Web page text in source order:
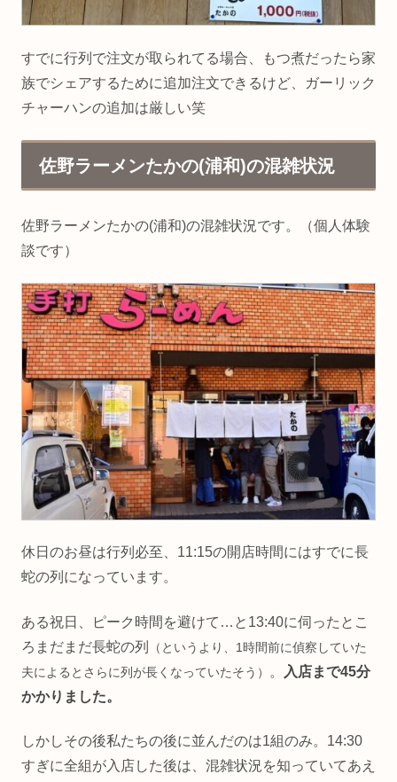
すでに行列で注文が取られてる場合、もつ煮だったら家
族でシェアするために追加注文できるけど、ガーリック
チャーハンの追加は厳しい笑
佐野ラーメンたかの(浦和)の混雑状況
佐野ラーメンたかの(浦和)の混雑状況です。（個人体験
談です）
休日のお昼は行列必至、11:15の開店時間にはすでに長
蛇の列になっています。
ある祝日、ピーク時間を避けて…と13:40に伺ったとこ
ろまだまだ長蛇の列
（というより、 1時間前に偵察していた
夫によるとさらに列が長くなっていたそう）
。
入店まで45分
かかりました。
しかしその後私たちの後に並んだのは1組のみ。14:30
すぎに全組が入店した後は、混雑状況を知っていてあえ